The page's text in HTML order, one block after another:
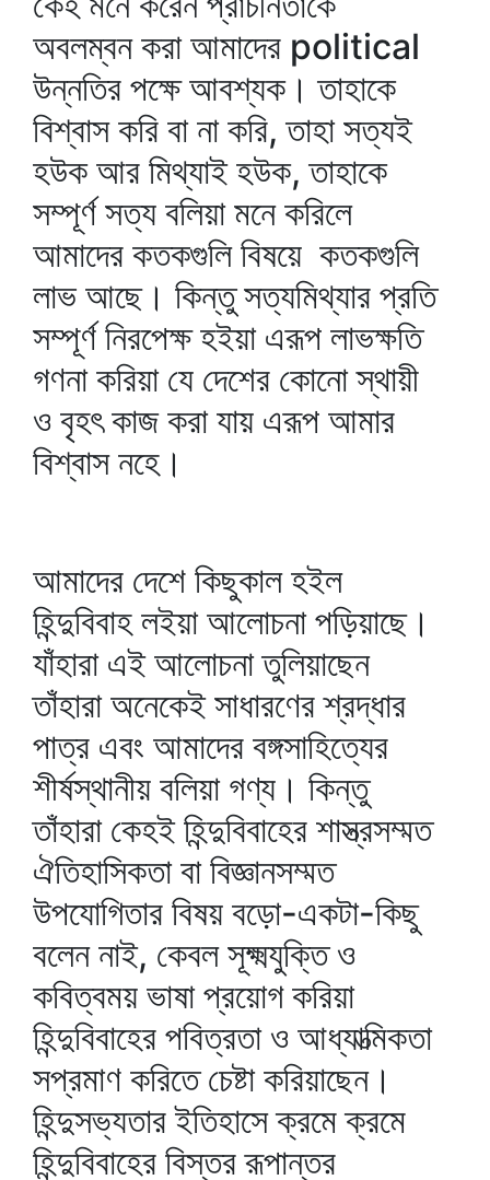
অবলম্বন করা আমাদের political
উন্নতির পক্ষে আবশ্যক। তাহাকে
বিশ্বাস করি বা না করি, তাহা সত্যই
হউক আর মিথ্যাই হউক, তাহাকে
সম্পূর্ণ সত্য বলিয়া মনে করিলে
আমাদের কতকগুলি বিষয়ে কতকগুলি
লাভ আছে। কিন্তু সত্যমিথ্যার প্রতি
সম্পূর্ণ নিরপেক্ষ হইয়া এরূপ লাভক্ষতি
গণনা করিয়া যে দেশের কোনো স্থায়ী
ও বৃহৎ কাজ করা যায় এরূপ আমার
বিশ্বাস নহে।
আমাদের দেশে কিছুকাল হইল
হিন্দুবিবাহ লইয়া আলোচনা পড়িয়াছে।
যাঁহারা এই আলোচনা তুলিয়াছেন
তাঁহারা অনেকেই সাধারণের শ্রদ্ধার
পাত্র এবং আমাদের বঙ্গসাহিত্যের
শীর্ষস্থানীয় বলিয়া গণ্য। কিন্তু
তাঁহারা কেহই হিন্দুবিবাহের শাস্ত্রসম্মত
ঐতিহাসিকতা বা বিজ্ঞানসম্মত
উপযোগিতার বিষয় বড়ো-একটা-কিছু
বলেন নাই, কেবল সূক্ষ্মযুক্তি ও
কবিত্বময় ভাষা প্রয়োগ করিয়া
হিন্দুবিবাহের পবিত্রতা ও আধ্যাত্মিকতা
সপ্রমাণ করিতে চেষ্টা করিয়াছেন।
হিন্দুসভ্যতার ইতিহাসে ক্রমে ক্রমে
হিন্দুবিবাহের বিস্তর রূপান্তর